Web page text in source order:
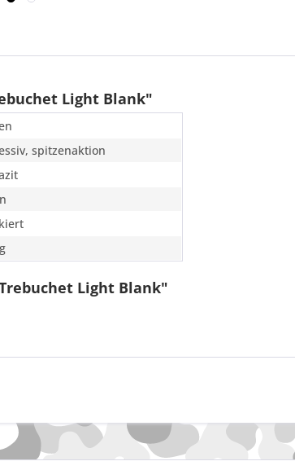
Light Blank"
spitzenaktion
Light Blank"